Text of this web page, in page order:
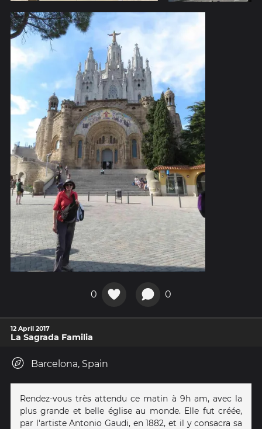
0 0
12 April 2017
La Sagrada Familia
Barcelona, Spain
Rendez-vous très attendu ce matin à 9h am, avec la
plus grande et belle église au monde. Elle fut créée,
par l'artiste Antonio Gaudi, en 1882, et il y consacra sa